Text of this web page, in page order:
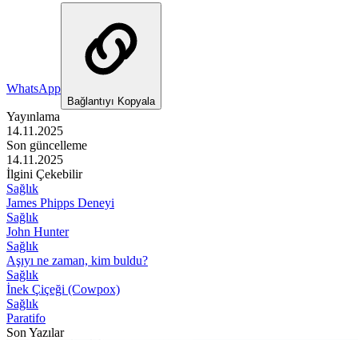
WhatsApp
Bağlantıyı Kopyala
Yayınlama
14.11.2025
Son güncelleme
14.11.2025
İlgini Çekebilir
Sağlık
James Phipps Deneyi
Sağlık
John Hunter
Sağlık
Aşıyı ne zaman, kim buldu?
Sağlık
İnek Çiçeği (Cowpox)
Sağlık
Paratifo
Son Yazılar